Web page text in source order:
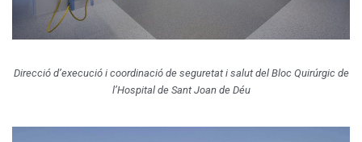
Direcció d’execució i coordinació de seguretat i salut del Bloc Quirúrgic de
l’Hospital de Sant Joan de Déu